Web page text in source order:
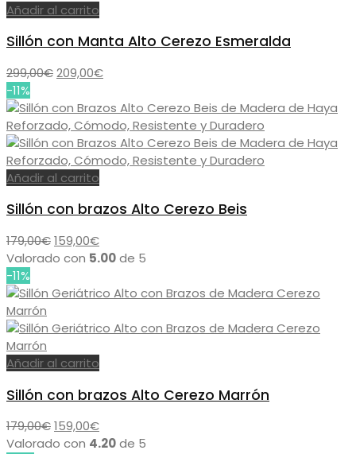
Añadir al carrito
Sillón con Manta Alto Cerezo Esmeralda
299,00€ El
original
era:
299,00€.
209,00€El
actual
es:
209,00€.
-11%
Añadir al carrito
Sillón con brazos Alto Cerezo Beis
179,00€El
precio
era:
159,00€El
precio
es:
Valorado con 5.00de 5
-11%
Añadir al carrito
Sillón con brazos Alto Cerezo Marrón
179,00€El
precio
159,00€El
precio
Valorado con 4.20de 5